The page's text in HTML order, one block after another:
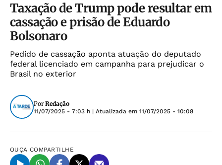
Taxação de Trump pode resultar em
cassação e prisão de Eduardo
Bolsonaro
Pedido de cassação aponta atuação do deputado
federal licenciado em campanha para prejudicar o
Brasil no exterior
Por Redação
11/07/2025 - 7:03 h | Atualizada em 11/07/2025 - 10:08
OUÇA COMPARTILHE